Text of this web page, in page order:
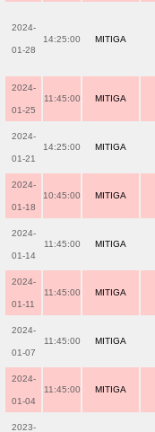
2024-
01-28
14:25:00 MITIGA
2024-
01-25
11:45:00 MITIGA
2024-
01-21
14:25:00 MITIGA
2024-
01-18
10:45:00 MITIGA
2024-
01-14
11:45:00 MITIGA
2024-
01-11
11:45:00 MITIGA
2024-
01-07
11:45:00 MITIGA
2024-
01-04
11:45:00 MITIGA
2023-